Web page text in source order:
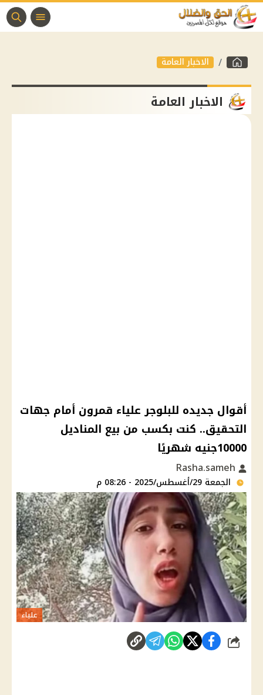
الاخبار العامة
الاخبار العامة
أقوال جديده للبلوجر علياء قمرون أمام جهات
التحقيق.. كنت بكسب من بيع المناديل
10000جنيه شهريًا
الجمعة 29/أغسطس/2025 - 08:26 م
علياء
شارك